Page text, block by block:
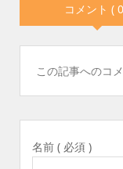
コメント (
この記事へのコ
名前 ( 必須 )